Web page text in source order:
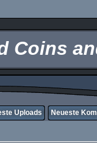
Coins
Uploads Neueste